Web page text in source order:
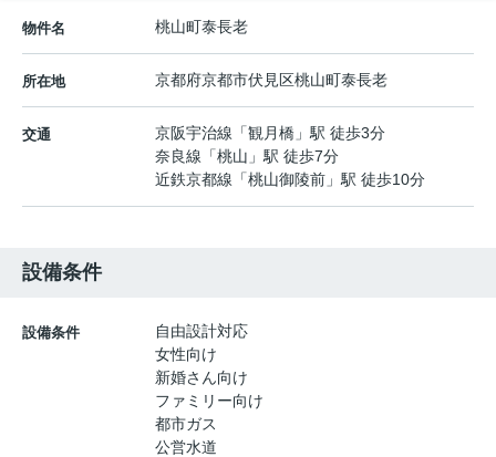
物件名 桃山町泰長老
所在地 京都府京都市伏見区桃山町泰長老
交通 京阪宇治線 「観月橋 」駅 徒歩3分
奈良線 「桃山 」駅 徒歩7分
近鉄京都線 「桃山御陵前 」駅 徒歩10分
設備条件
設備条件
自由設計対応
女性向け
新婚さん向け
ファミリー向け
都市ガス
公営水道